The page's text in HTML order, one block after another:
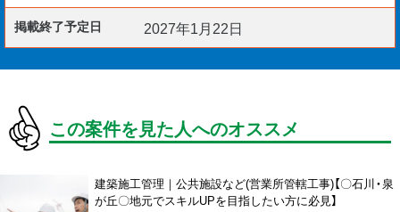
掲載終了予定日 2027年1月22日
この案件を見た人へのオススメ
建築施工管理｜公共施設など(営業所管轄工事)【〇石川・泉
が丘〇地元でスキルUPを目指したい方に必見】